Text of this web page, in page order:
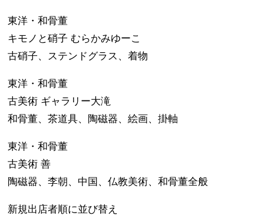
東洋・和骨董
キモノと硝子 むらかみゆーこ
古硝子、ステンドグラス、着物
東洋・和骨董
古美術 ギャラリー大滝
和骨董、茶道具、陶磁器、絵画、掛軸
東洋・和骨董
古美術 善
陶磁器、李朝、中国、仏教美術、和骨董全般
新規出店者順に並び替え